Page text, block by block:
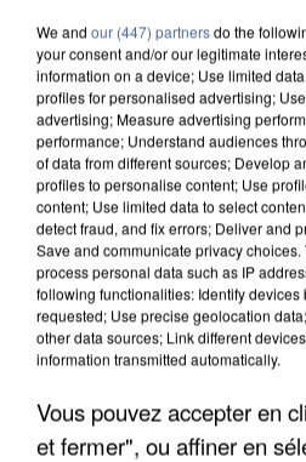
COULÉE DE BOUE EN
We and our (447) partnersdo the
your consent and/or our legitimate
information on a device; Use limited
profiles for personalised advertising;
advertising; Measure advertising
performance; Understand audiences
of data from different sources; Develop
profiles to personalise content; Use
content; Use limited data to select
detect fraud, and fix errors; Deliver and
Save and communicate privacy
process personal data such as IP
following functionalities: Identify
requested; Use precise geolocation
other data sources; Link different
information transmitted automatically.
Vous pouvez accepter en
et fermer", ou affiner en